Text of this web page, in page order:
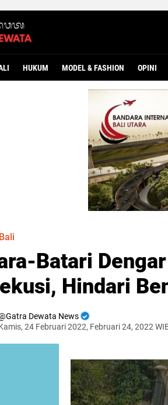
HUKUM MODEL & FASHION OPINI
Bali
Batari
Hindari
Gatra Dewata News
24 Februari 2022, Februari 24, 2022